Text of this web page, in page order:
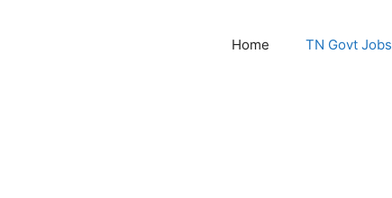
Home TN Govt Jobs